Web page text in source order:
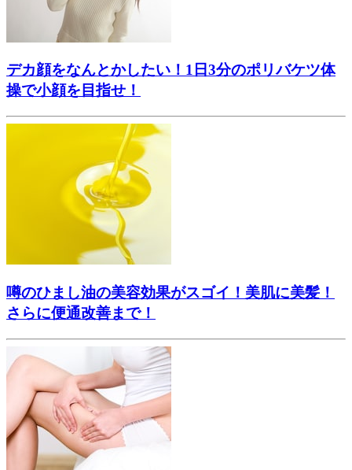
デカ顔をなんとかしたい！1日3分のポリバケツ体
操で小顔を目指せ！
噂のひまし油の美容効果がスゴイ！美肌に美髪！
さらに便通改善まで！